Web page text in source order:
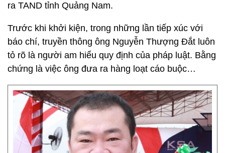
ra TAND tỉnh Quảng Nam.
Trước khi khởi kiện, trong những lần tiếp xúc với
báo chí, truyền thông ông Nguyễn Thượng Đắt luôn
tỏ rõ là người am hiểu quy định của pháp luật. Bằng
chứng là việc ông đưa ra hàng loạt cáo buộc…